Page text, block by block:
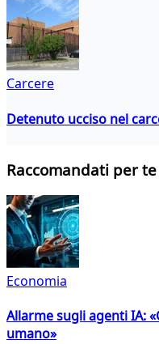
Carcere
Detenuto ucciso nel
Raccomandati per te
Economia
Allarme sugli agenti IA:
umano»